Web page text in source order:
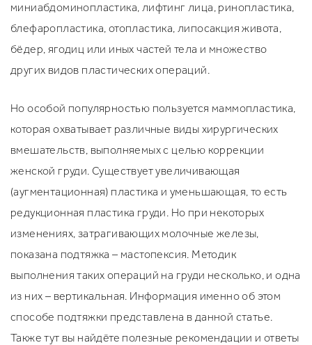
миниабдоминопластика, лифтинг лица, ринопластика,
блефаропластика, отопластика, липосакция живота,
бёдер, ягодиц или иных частей тела и множество
других видов пластических операций.
Но особой популярностью пользуется маммопластика,
которая охватывает различные виды хирургических
вмешательств, выполняемых с целью коррекции
женской груди. Существует увеличивающая
(аугментационная) пластика и уменьшающая, то есть
редукционная пластика груди. Но при некоторых
изменениях, затрагивающих молочные железы,
показана подтяжка – мастопексия. Методик
выполнения таких операций на груди несколько, и одна
из них – вертикальная. Информация именно об этом
способе подтяжки представлена в данной статье.
Также тут вы найдёте полезные рекомендации и ответы